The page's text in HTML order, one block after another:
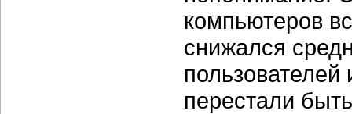
компьютеров
снижался
перестали